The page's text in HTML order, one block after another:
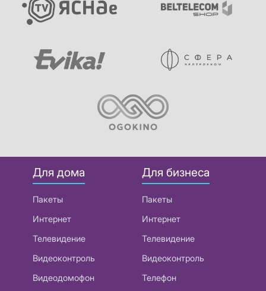
Для дома
Пакеты
Интернет
Телевидение
Видеоконтроль
Видеодомофон
Для бизнеса
Пакеты
Интернет
Телевидение
Видеоконтроль
Телефон